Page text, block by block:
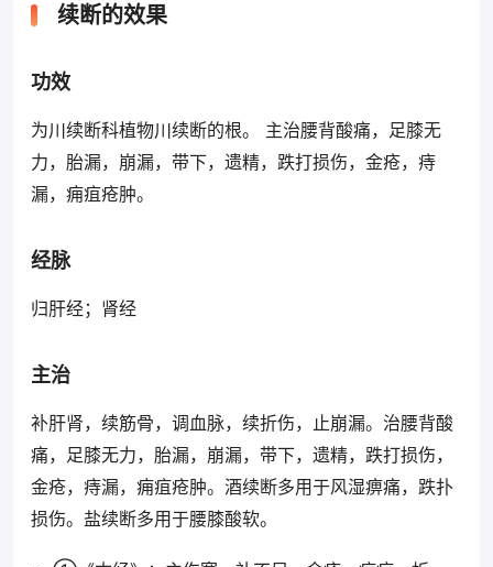
续断的效果
功效
为川续断科植物川续断的根。 主治腰背酸痛，足膝无
力，胎漏，崩漏，带下，遗精，跌打损伤，金疮，痔
漏，痈疽疮肿。
经脉
归肝经；肾经
主治
补肝肾，续筋骨，调血脉，续折伤，止崩漏。治腰背酸
痛，足膝无力，胎漏，崩漏，带下，遗精，跌打损伤，
金疮，痔漏，痈疽疮肿。酒续断多用于风湿痹痛，跌扑
损伤。盐续断多用于腰膝酸软。